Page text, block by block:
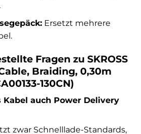
Ersetzt mehrere
Fragen zu SKROSS
Braiding, 0,30m
130CN)
auch Power Delivery
zwar Schnelllade-Standards,